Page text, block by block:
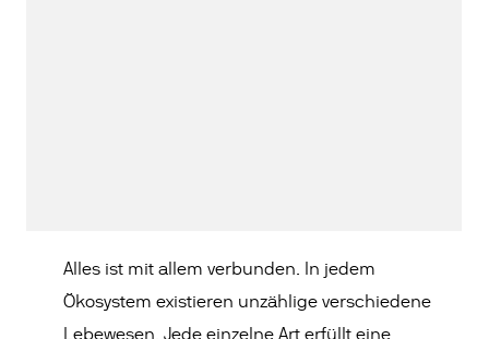
Alles ist mit allem verbunden. In jedem
Ökosystem existieren unzählige verschiedene